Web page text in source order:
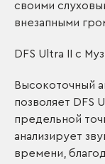
своими
внезапными
DFS Ultra II с
Высокоточный
позволяет DFS
предельной
анализирует
времени,